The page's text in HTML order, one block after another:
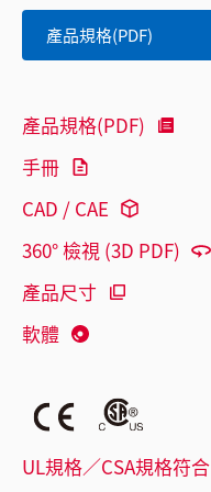
產品規格(PDF)
產品規格(PDF)
手冊
CAD / CAE
360° 檢視 (3D PDF)
產品尺寸
軟體
UL規格／CSA規格符合